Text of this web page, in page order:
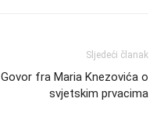
Sljedeći članak
Govor fra Maria Knezovića o
svjetskim prvacima